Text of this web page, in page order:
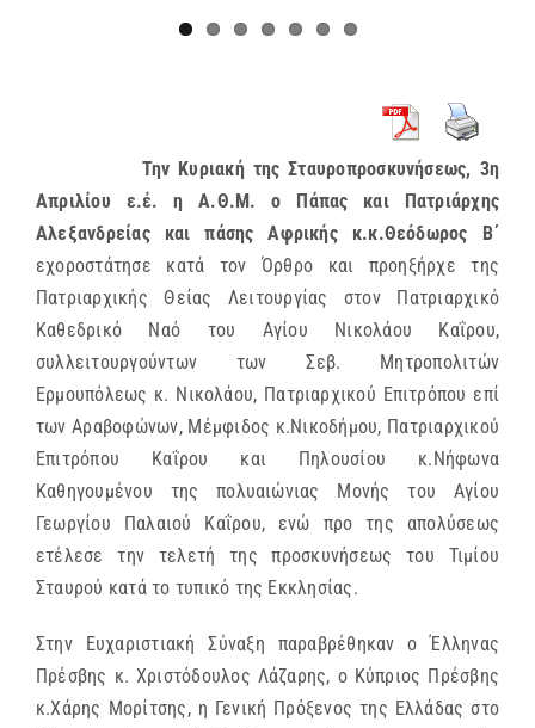
Την Κυριακή της Σταυροπροσκυνήσεως, 3η
Απριλίου ε.έ. η Α.Θ.Μ. ο Πάπας και Πατριάρχης
Αλεξανδρείας και πάσης Αφρικής κ.κ.Θεόδωρος Β΄
εχοροστάτησε κατά τον Όρθρο και προηξήρχε της
Πατριαρχικής Θείας Λειτουργίας στον Πατριαρχικό
Καθεδρικό Ναό του Αγίου Νικολάου Καΐρου,
συλλειτουργούντων των Σεβ. Μητροπολιτών
Ερμουπόλεως κ. Νικολάου, Πατριαρχικού Επιτρόπου επί
των Αραβοφώνων, Μέμφιδος κ.Νικοδήμου, Πατριαρχικού
Επιτρόπου Καΐρου και Πηλουσίου κ.Νήφωνα
Καθηγουμένου της πολυαιώνιας Μονής του Αγίου
Γεωργίου Παλαιού Καΐρου, ενώ προ της απολύσεως
ετέλεσε την τελετή της προσκυνήσεως του Τιμίου
Σταυρού κατά το τυπικό της Εκκλησίας.
Στην Ευχαριστιακή Σύναξη παραβρέθηκαν ο Έλληνας
Πρέσβης κ. Χριστόδουλος Λάζαρης, ο Κύπριος Πρέσβης
κ.Χάρης Μορίτσης, η Γενική Πρόξενος της Ελλάδας στο